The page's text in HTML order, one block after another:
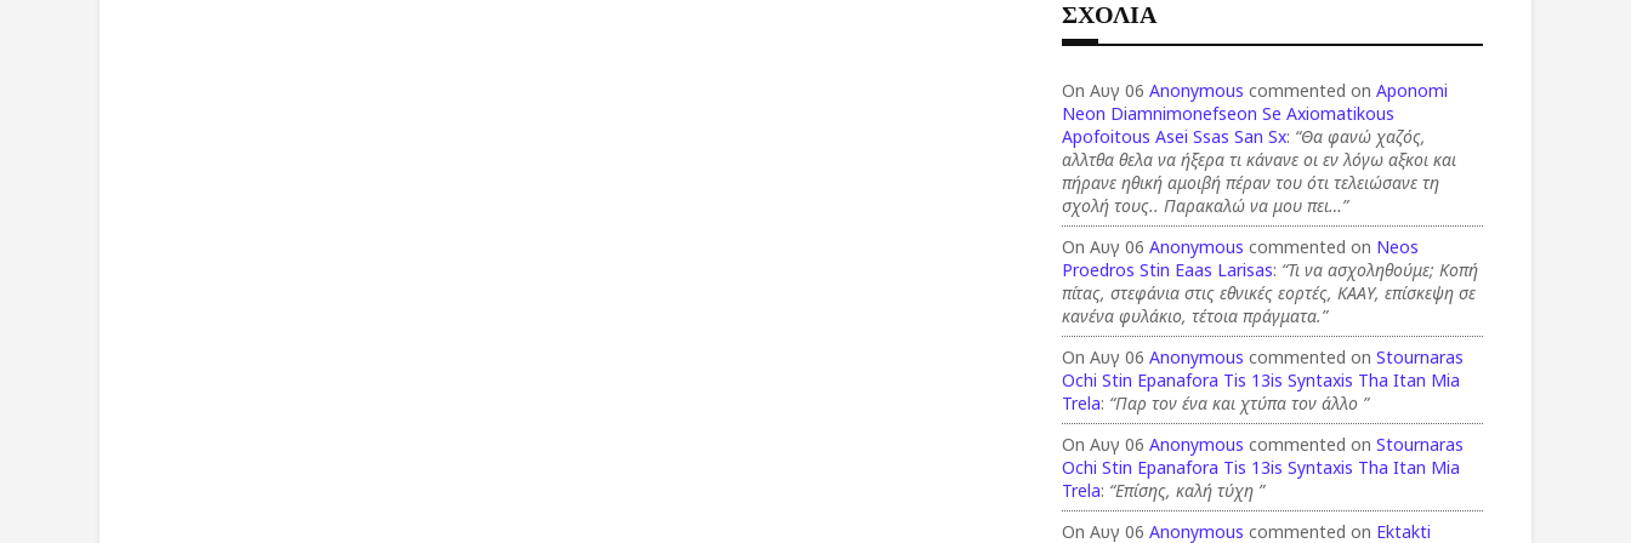
ΣΧΟΛΙΑ
On Αυγ 06Anonymous commented onAponomi
Neon Diamnimonefseon Se Axiomatikous
Apofoitous Asei Ssas San Sx: “Θα φανώ χαζός,
αλλτθα θελα να ήξερα τι κάνανε οι εν λόγω αξκοι και
πήρανε ηθική αμοιβή πέραν του ότι τελειώσανε τη
σχολή τους.. Παρακαλώ να μου πει…”
On Αυγ 06Anonymous commented on Neos
Proedros Stin Eaas Larisas: “Τι να ασχοληθούμε; Κοπή
πίτας, στεφάνια στις εθνικές εορτές, ΚΑΑΥ, επίσκεψη σε
κανένα φυλάκιο, τέτοια πράγματα.”
On Αυγ 06Anonymous commented onStournaras
Ochi Stin Epanafora Tis 13is Syntaxis Tha Itan Mia
Trela: “Παρ τον ένα και χτύπα τον άλλο ”
On Αυγ 06Anonymous commented onStournaras
Ochi Stin Epanafora Tis 13is Syntaxis Tha Itan Mia
Trela: “Επίσης, καλή τύχη ”
On Αυγ 06Anonymous commented on Ektakti